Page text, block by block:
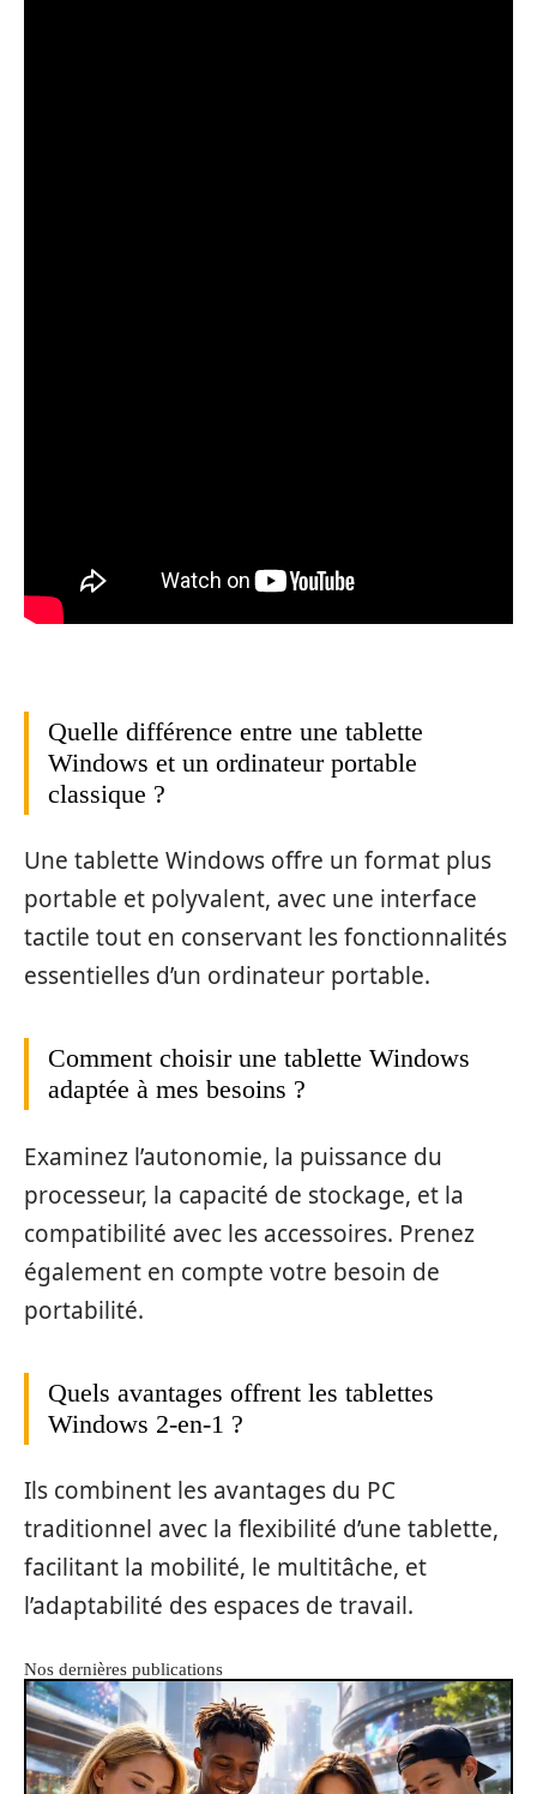
Quelle différence entre une tablette
Windows et un ordinateur portable
classique ?
Une tablette Windows offre un format plus
portable et polyvalent, avec une interface
tactile tout en conservant les fonctionnalités
essentielles d’un ordinateur portable.
Comment choisir une tablette Windows
adaptée à mes besoins ?
Examinez l’autonomie, la puissance du
processeur, la capacité de stockage, et la
compatibilité avec les accessoires. Prenez
également en compte votre besoin de
portabilité.
Quels avantages offrent les tablettes
Windows 2-en-1 ?
Ils combinent les avantages du PC
traditionnel avec la flexibilité d’une tablette,
facilitant la mobilité, le multitâche, et
l’adaptabilité des espaces de travail.
Nos dernières publications